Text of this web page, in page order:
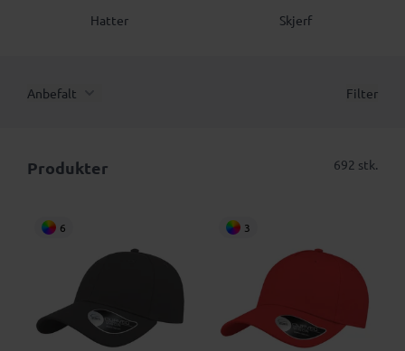
Hatter Skjerf
Anbefalt Filter
Produkter 692 stk.
6 3